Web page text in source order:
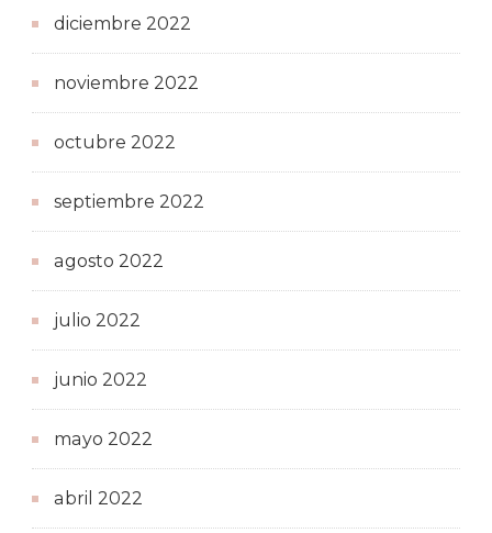
diciembre 2022
noviembre 2022
octubre 2022
septiembre 2022
agosto 2022
julio 2022
junio 2022
mayo 2022
abril 2022